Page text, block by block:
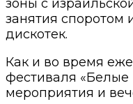
зоны с
занятия споротом
дискотек.
Как и во время
фестиваля «Белые
мероприятия и